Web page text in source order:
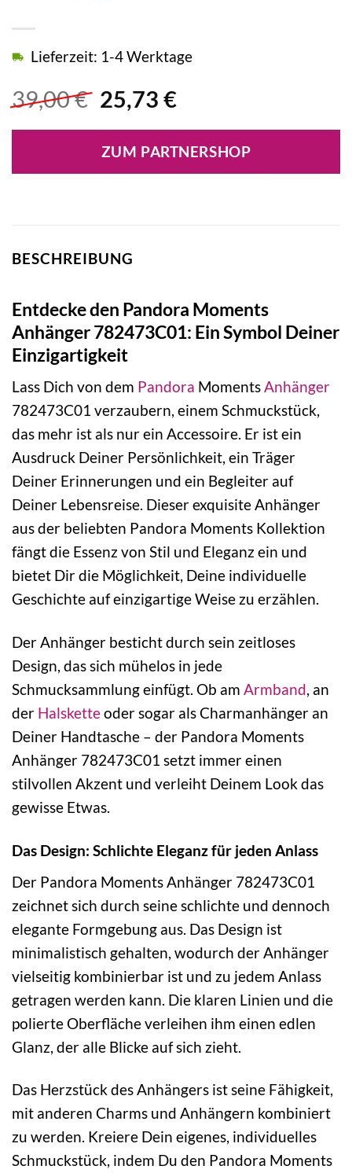
39,00€ Ursprünglicher
war:
39,00 €
25,73 €Aktueller
ist:
25,73 €.
Lieferzeit: 1-4 Werktage
ZUM PARTNERSHOP
BESCHREIBUNG
Entdecke den Pandora Moments
Anhänger 782473C01: Ein Symbol Deiner
Einzigartigkeit
Lass Dich von dem Pandora MomentsAnhänger
782473C01 verzaubern, einem Schmuckstück,
das mehr ist als nur ein Accessoire. Er ist ein
Ausdruck Deiner Persönlichkeit, ein Träger
Deiner Erinnerungen und ein Begleiter auf
Deiner Lebensreise. Dieser exquisite Anhänger
aus der beliebten Pandora Moments Kollektion
fängt die Essenz von Stil und Eleganz ein und
bietet Dir die Möglichkeit, Deine individuelle
Geschichte auf einzigartige Weise zu erzählen.
Der Anhänger besticht durch sein zeitloses
Design, das sich mühelos in jede
Schmucksammlung einfügt. Ob am Armband, an
der Halsketteoder sogar als Charmanhänger an
Deiner Handtasche – der Pandora Moments
Anhänger 782473C01 setzt immer einen
stilvollen Akzent und verleiht Deinem Look das
gewisse Etwas.
Das Design: Schlichte Eleganz für jeden Anlass
Der Pandora Moments Anhänger 782473C01
zeichnet sich durch seine schlichte und dennoch
elegante Formgebung aus. Das Design ist
minimalistisch gehalten, wodurch der Anhänger
vielseitig kombinierbar ist und zu jedem Anlass
getragen werden kann. Die klaren Linien und die
polierte Oberfläche verleihen ihm einen edlen
Glanz, der alle Blicke auf sich zieht.
Das Herzstück des Anhängers ist seine Fähigkeit,
mit anderen Charms und Anhängern kombiniert
zu werden. Kreiere Dein eigenes, individuelles
Schmuckstück, indem Du den Pandora Moments